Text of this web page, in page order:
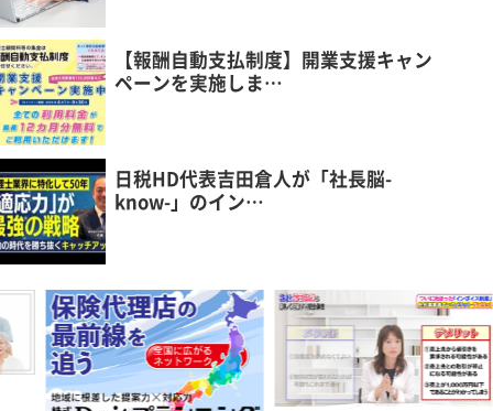
【報酬自動支払制度】開業支援キャン
ペーンを実施しま…
日税HD代表吉田倉人が「社長脳-
know-」のイン…